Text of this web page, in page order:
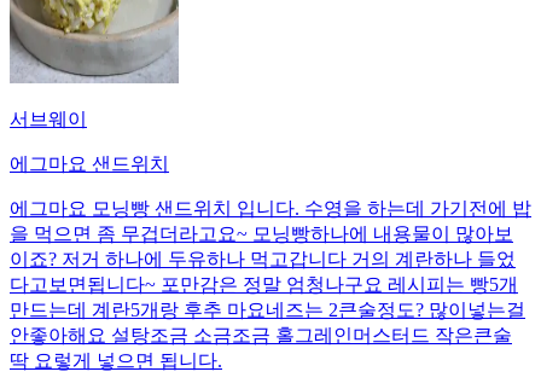
서브웨이
에그마요 샌드위치
에그마요 모닝빵 샌드위치 입니다. 수영을 하는데 가기전에 밥
을 먹으면 좀 무겁더라고요~ 모닝빵하나에 내용물이 많아보
이죠? 저거 하나에 두유하나 먹고갑니다 거의 계란하나 들었
다고보면됩니다~ 포만감은 정말 엄청나구요 레시피는 빵5개
만드는데 계란5개랑 후추 마요네즈는 2큰술정도? 많이넣는걸
안좋아해요 설탕조금 소금조금 홀그레인머스터드 작은큰술
딱 요렇게 넣으면 됩니다.